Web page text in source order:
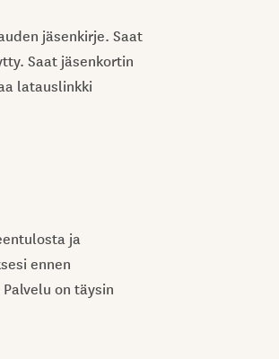
jäsenkirje. Saat
Saat jäsenkortin
latauslinkki
ja
ennen
on täysin